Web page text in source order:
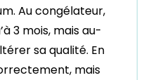
Au congélateur,
3 mois, mais au-
sa qualité. En
mais